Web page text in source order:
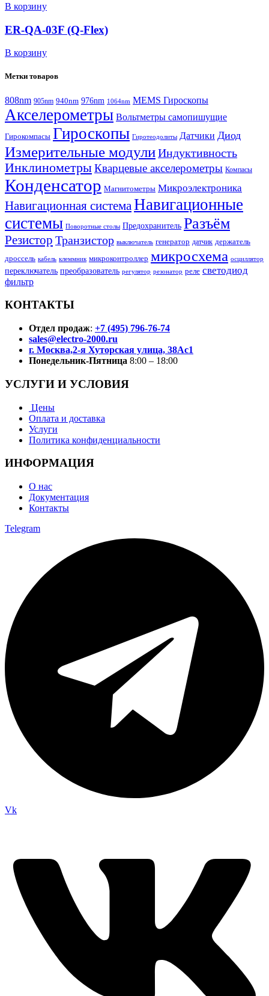
В корзину
ER-QA-03F (Q-Flex)
В корзину
Метки товаров
808nm 905nm 940nm 976nm 1064nm MEMS Гироскопы
Акселерометры Вольтметры самопишущие
Гирокомпасы Гироскопы Гиротеодолиты Датчики Диод
Измерительные модулиИндуктивность
ИнклинометрыКварцевые акселерометры Компасы
Конденсатор Магнитометры Микроэлектроника
Навигационная система Навигационные
системы Поворотные столы Предохранитель Разъём
Резистор Транзистор выключатель генератор датчик держатель
дроссель кабель клеммник микроконтроллер микросхема осциллятор
переключатель преобразователь регулятор резонатор реле светодиод
фильтр
КОНТАКТЫ
Отдел продаж: +7 (495) 796-76-74
sales@electro-2000.ru
г. Москва,2-я Хуторская улица, 38Ас1
Понедельник-Пятница 8:00 – 18:00
УСЛУГИ И УСЛОВИЯ
Цены
Оплата и доставка
Услуги
Политика конфиденциальности
ИНФОРМАЦИЯ
О нас
Документация
Контакты
Telegram
Vk